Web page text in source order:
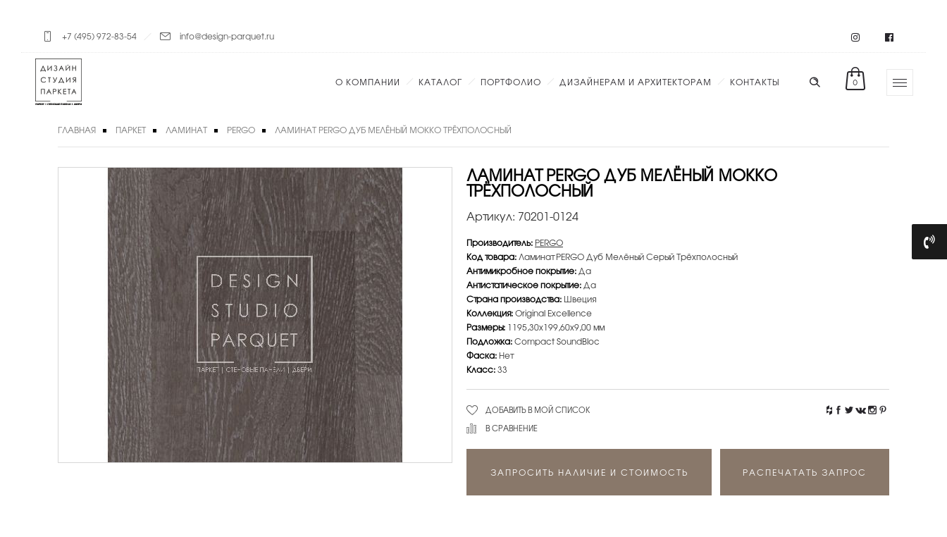
+7 (495) 972-83-54 info@design-parquet.ru
0
О КОМПАНИИ КАТАЛОГ ПОРТФОЛИО ДИЗАЙНЕРАМ И АРХИТЕКТОРАМ КОНТАКТЫ
ГЛАВНАЯ ПАРКЕТ ЛАМИНАТ PERGO ЛАМИНАТ PERGO ДУБ МЕЛЁНЫЙ МОККО ТРЁХПОЛОСНЫЙ
ЛАМИНАТ PERGO ДУБ МЕЛЁНЫЙ МОККО
ТРЁХПОЛОСНЫЙ
Артикул: 70201-0124
Производитель: PERGO
Код товара:Ламинат PERGO Дуб Мелёный Серый Трёхполосный
Антимикробное покрытие:Да
Антистатическое покрытие:Да
Страна производства: Швеция
Коллекция:Original Excellence
Размеры: 1195,30х199,60х9,00 мм
Подложка:Compact SoundBloc
Фаска: Нет
Класс:33
ДОБАВИТЬ В МОЙ СПИСОК
В СРАВНЕНИЕ
ЗАПРОСИТЬ НАЛИЧИЕ И СТОИМОСТЬ РАСПЕЧАТАТЬ ЗАПРОС